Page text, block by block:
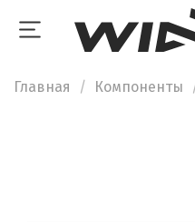
Главная Компоненты